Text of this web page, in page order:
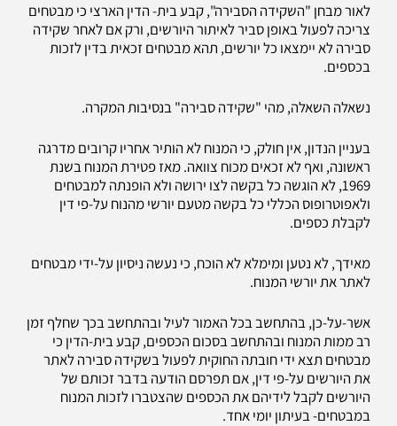
לאור מבחן "השקידה הסבירה", קבע בית- הדין הארצי כי מבטחים
צריכה לפעול באופן סביר לאיתור היורשים, ורק אם לאחר שקידה
סבירה לא יימצאו כל יורשים, תהא מבטחים זכאית בדין לזכות
בכספים.
נשאלה השאלה, מהי "שקידה סבירה" בנסיבות המקרה.
בעניין הנדון, אין חולק, כי המנוח לא הותיר אחריו קרובים מדרגה
ראשונה, ואף לא זכאים מכוח צוואה. מאז פטירת המנוח בשנת
1969, לא הוגשה כל בקשה לצו ירושה ולא הופנתה למבטחים
ולאפוטרופוס הכללי כל בקשה מטעם יורשי מהנוח על-פי דין
לקבלת כספים.
מאידך, לא נטען ומימלא לא הוכח, כי נעשה ניסיון על-ידי מבטחים
לאתר את יורשי המנוח.
אשר-על-כן, בהתחשב בכל האמור לעיל ובהתחשב בכך שחלף זמן
רב ממות המנוח ובהתחשב בסכום הכספים, קבע בית-הדין כי
מבטחים תצא ידי חובתה החוקית לפעול בשקידה סבירה לאתר
את היורשים על-פי דין, אם תפרסם הודעה בדבר זכותם של
היורשים לקבל לידיהם את הכספים שהצטברו לזכות המנוח
במבטחים- בעיתון יומי אחד.